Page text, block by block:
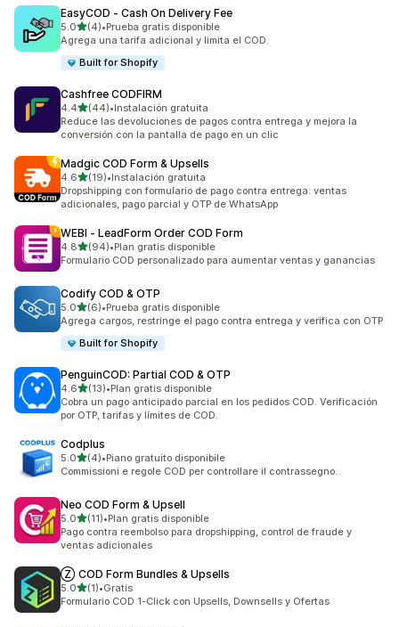
EasyCOD ‑ Cash On Delivery Fee
5.0de 5 estrellas
(4)
4 reseñas en total
•Prueba gratis disponible
Agrega una tarifa adicional y limita el COD.
Built for Shopify
Cashfree CODFIRM
4.4de 5 estrellas
(44)
44 reseñas en total
•Instalación gratuita
Reduce las devoluciones de pagos contra entrega y mejora la
conversión con la pantalla de pago en un clic
Madgic COD Form & Upsells
4.6de 5 estrellas
(19)
19 reseñas en total
•Instalación gratuita
Dropshipping con formulario de pago contra entrega: ventas
adicionales, pago parcial y OTP de WhatsApp
WEBI ‑ LeadForm Order COD Form
4.8de 5 estrellas
(94)
94 reseñas en total
•Plan gratis disponible
Formulario COD personalizado para aumentar ventas y ganancias
Codify COD & OTP
5.0de 5 estrellas
(6)
6 reseñas en total
•Prueba gratis disponible
Agrega cargos, restringe el pago contra entrega y verifica con OTP
Built for Shopify
PenguinCOD: Partial COD & OTP
4.6de 5 estrellas
(13)
13 reseñas en total
•Plan gratis disponible
Cobra un pago anticipado parcial en los pedidos COD. Verificación
por OTP, tarifas y límites de COD.
Codplus
5.0de 5 estrellas
(4)
4 reseñas en total
•Piano gratuito disponibile
Commissioni e regole COD per controllare il contrassegno.
Neo COD Form & Upsell
5.0de 5 estrellas
(11)
11 reseñas en total
•Plan gratis disponible
Pago contra reembolso para dropshipping, control de fraude y
ventas adicionales
Ⓩ COD Form Bundles & Upsells
5.0de 5 estrellas
(1)
1 reseñas en total
•Gratis
Formulario COD 1-Click con Upsells, Downsells y Ofertas